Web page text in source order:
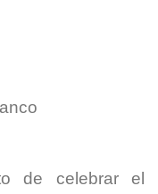
de celebrar el